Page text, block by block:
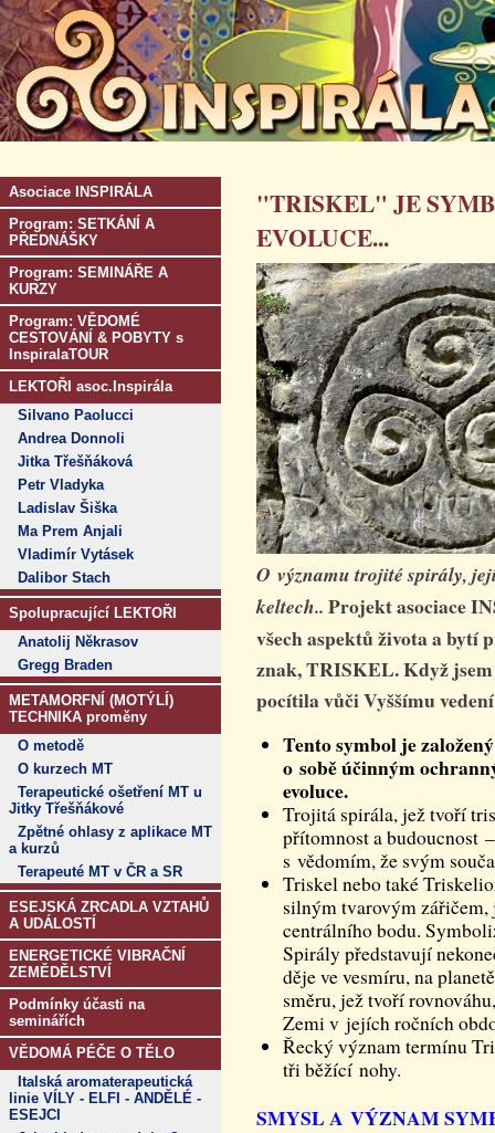
Asociace INSPIRÁLA
Program: SETKÁNÍ A
PŘEDNÁŠKY
Program: SEMINÁŘE A
KURZY
Program: VĚDOMÉ
CESTOVÁNÍ & POBYTY s
InspiralaTOUR
LEKTOŘI asoc.Inspirála
Silvano Paolucci
Andrea Donnoli
Jitka Třešňáková
Petr Vladyka
Ladislav Šiška
Ma Prem Anjali
Vladimír Vytásek
Dalibor Stach
Spolupracující LEKTOŘI
Anatolij Někrasov
Gregg Braden
METAMORFNÍ (MOTÝLÍ)
TECHNIKA proměny
O metodě
O kurzech MT
Terapeutické ošetření MT u
Jitky Třešňákové
Zpětné ohlasy z aplikace MT
a kurzů
Terapeuté MT v ČR a SR
ESEJSKÁ ZRCADLA VZTAHŮ
A UDÁLOSTÍ
ENERGETICKÉ VIBRAČNÍ
ZEMĚDĚLSTVÍ
Podmínky účasti na
seminářích
VĚDOMÁ PÉČE O TĚLO
Italská aromaterapeutická
linie VÍLY - ELFI - ANDĚLÉ -
ESEJCI
"TRISKEL" JE
EVOLUCE...
O významu trojité spirály,
keltech.. Projekt asociace
všech aspektů života a bytí
znak, TRISKEL. Když
pocítila vůči Vyššímu
Tento symbol je
o sobě účinným
evoluce.
Trojitá spirála, jež tvoří
přítomnost a budoucnost
s vědomím, že svým
Triskel nebo také
silným tvarovým
centrálního bodu.
Spirály představují
děje ve vesmíru, na
směru, jež tvoří
Zemi v jejích ročních
Řecký význam termínu
tři běžící nohy.
SMYSL A VÝZNAM